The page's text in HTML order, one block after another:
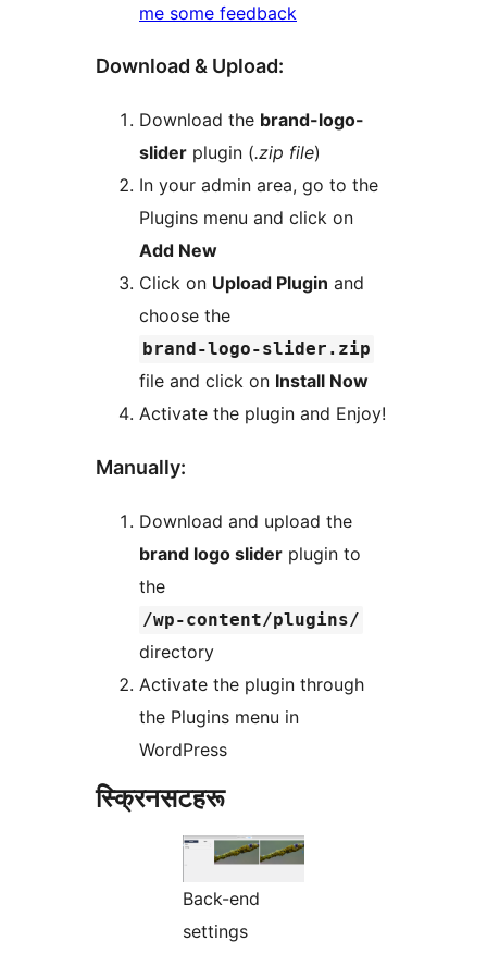
me some feedback
Download & Upload:
Download the brand-logo-
slider plugin (.zip file)
In your admin area, go to the
Plugins menu and click on
Add New
Click on Upload Plugin and
choose the
brand-logo-slider.zip
file and click on Install Now
Activate the plugin and Enjoy!
Manually:
Download and upload the
brand logo slider plugin to
the
/wp-content/plugins/
directory
Activate the plugin through
the Plugins menu in
WordPress
स्क्रिनसटहरू
Back-end
settings